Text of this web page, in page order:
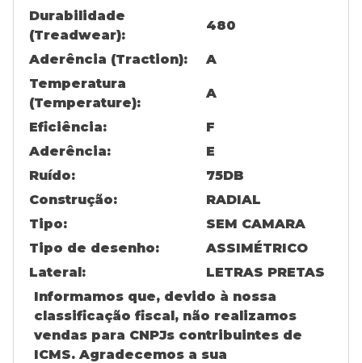
Durabilidade
(Treadwear):
480
Aderência (Traction):
A
Temperatura
(Temperature):
A
Eficiência:
F
Aderência:
E
Ruído:
75DB
Construção:
RADIAL
Tipo:
SEM CAMARA
Tipo de desenho:
ASSIMÉTRICO
Lateral:
LETRAS PRETAS
Informamos que, devido à nossa
classificação fiscal, não realizamos
vendas para CNPJs contribuintes de
ICMS. Agradecemos a sua